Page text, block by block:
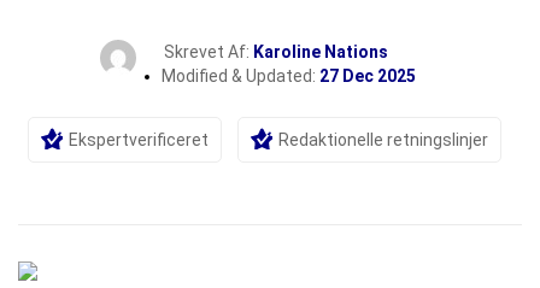
Skrevet Af: Karoline Nations
Modified & Updated: 27 Dec 2025
Ekspertverificeret Redaktionelle retningslinjer